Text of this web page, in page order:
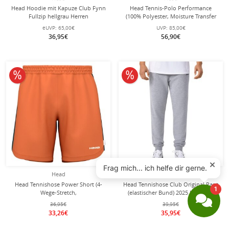
Head Hoodie mit Kapuze Club Fynn
Fullzip hellgrau Herren
eUVP: 65,00€
36,95€
Head Tennis-Polo Performance
(100% Polyester, Moisture Transfer
Microfiber Technologie) 2025
navyblau Herren
UVP: 85,00€
56,90€
Head
Head Tennishose Power Short (4-
Wege-Stretch,
feuchtigkeitsabsorbierend) 2025
kurz orange Herren
36,95€
33,26€
10% reduziert
Head Tennishose Club Original Pant
(elastischer Bund) 2025 lang grau
Herren
39,95€
35,95€
10% reduziert